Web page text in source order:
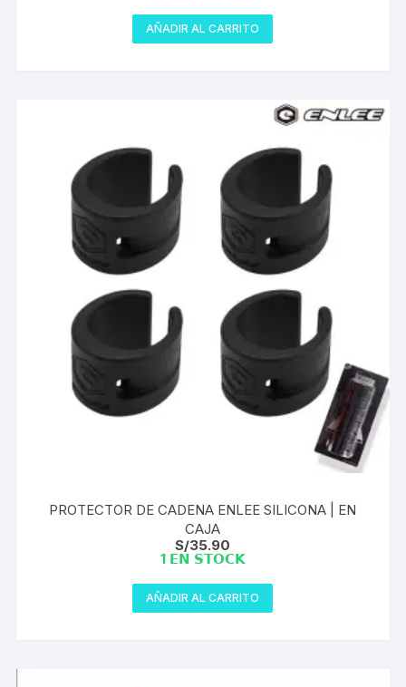
AÑADIR AL CARRITO
PROTECTOR DE CADENA ENLEE SILICONA | EN
CAJA
S/35.90
1 𝗘𝗡 𝗦𝗧𝗢𝗖𝗞
AÑADIR AL CARRITO